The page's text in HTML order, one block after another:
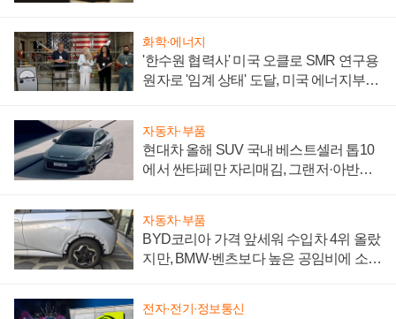
화학·에너지
'한수원 협력사' 미국 오클로 SMR 연구용
원자로 '임계 상태' 도달, 미국 에너지부
자동차·부품
현대차 올해 SUV 국내 베스트셀러 톱10
에서 싼타페만 자리매김, 그랜저·아반떼
자동차·부품
BYD코리아 가격 앞세워 수입차 4위 올랐
지만, BMW·벤츠보다 높은 공임비에 소비
전자·전기·정보통신